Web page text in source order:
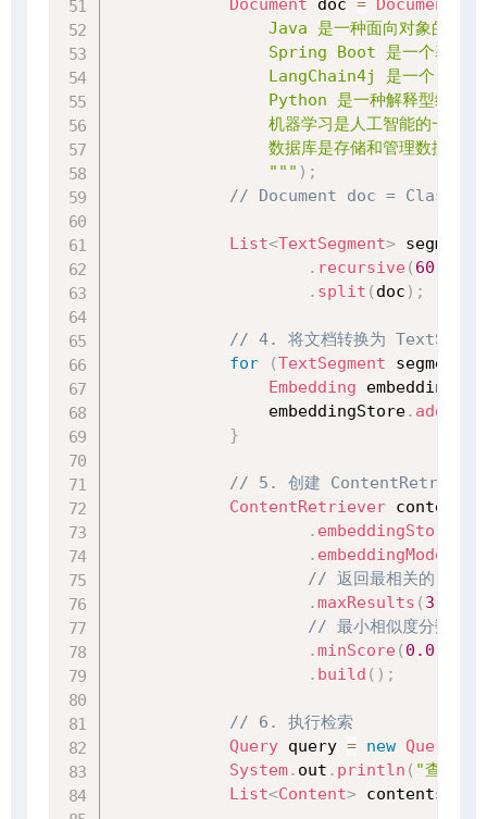
Document doc = Document
Java 是一种面向对象的编
Spring Boot 是一个基于
LangChain4j 是一个 Java
Python 是一种解释型编程语
机器学习是人工智能的一个分
数据库是存储和管理数据的
                """
) ;
// Document doc =
List<TextSegment>
. recursive ( 60
. split ( doc ) ;
// 4. 将文档转换为
for
(TextSegment segment
Embedding embedding
                embeddingStore
. add
}
// 5. 创建 ContentRetriever
ContentRetriever
. embeddingStore
. embeddingModel
// 返回最相关的 3 个
.maxResults ( 3
// 最小相似度分数
.minScore ( 0.0
. build ( ) ;
// 6. 执行检索
Query query = new Query
System. out . println ( "查询: "
List<Content> contents